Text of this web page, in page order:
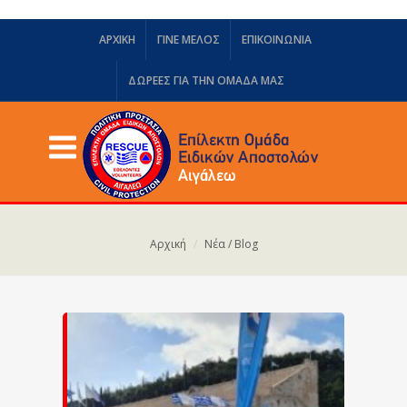
ΑΡΧΙΚΗ ΓΙΝΕ ΜΕΛΟΣ ΕΠΙΚΟΙΝΩΝΙΑ
ΔΩΡΕΈΣ ΓΙΑ ΤΗΝ ΟΜΆΔΑ ΜΑΣ
Αρχική Νέα / Blog